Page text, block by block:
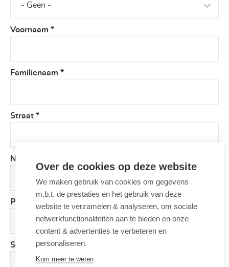
Voornaam *
Familienaam *
Straat *
Nummer
Postcode
Stad
Over de cookies op deze website
We maken gebruik van cookies om gegevens
m.b.t. de prestaties en het gebruik van deze
website te verzamelen & analyseren, om sociale
netwerkfunctionaliteiten aan te bieden en onze
content & advertenties te verbeteren en
personaliseren.
Kom meer te weten